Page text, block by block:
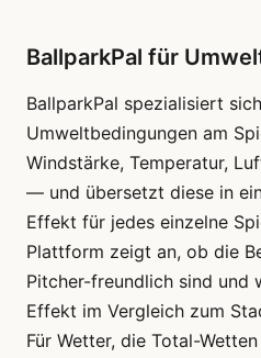
BallparkPal für
BallparkPal spezialisiert
Umweltbedingungen am
Windstärke, Temperatur,
— und übersetzt diese in
Effekt für jedes einzelne
Plattform zeigt an, ob die
Pitcher-freundlich sind und
Effekt im Vergleich zum
Für Wetter, die Total-